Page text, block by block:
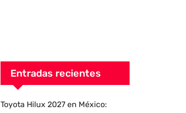
Entradas recientes
Toyota Hilux 2027 en México: